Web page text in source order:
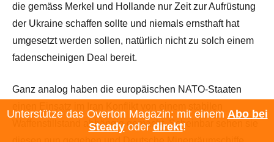
die gemäss Merkel und Hollande nur Zeit zur Aufrüstung
der Ukraine schaffen sollte und niemals ernsthaft hat
umgesetzt werden sollen, natürlich nicht zu solch einem
fadenscheinigen Deal bereit.
Ganz analog haben die europäischen NATO-Staaten
Waffenstillstand abhängig gemacht. Scheinbar sehen sie
Unterstütze das Overton Magazin: mit einem Abo bei
Steadyoder direkt!